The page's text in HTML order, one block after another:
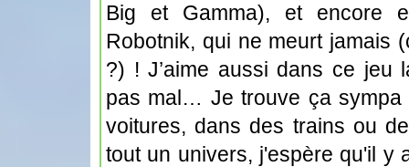
Big et Gamma), et encore
Robotnik, qui ne meurt jamais
?) ! J’aime aussi dans ce jeu
pas mal… Je trouve ça sympa
voitures, dans des trains ou
tout un univers, j'espère qu'il y